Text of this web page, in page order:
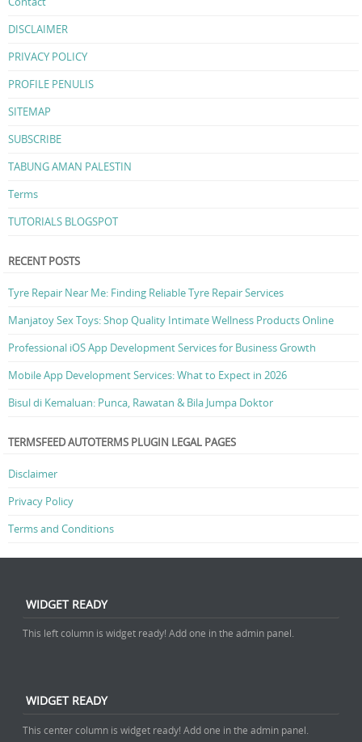
DISCLAIMER
PRIVACY POLICY
PROFILE PENULIS
SITEMAP
SUBSCRIBE
TABUNG AMAN PALESTIN
Terms
TUTORIALS BLOGSPOT
RECENT POSTS
Tyre Repair Near Me: Finding Reliable Tyre Repair Services
Manjatoy Sex Toys: Shop Quality Intimate Wellness Products Online
Professional iOS App Development Services for Business Growth
Mobile App Development Services: What to Expect in 2026
Bisul di Kemaluan: Punca, Rawatan & Bila Jumpa Doktor
TERMSFEED AUTOTERMS PLUGIN LEGAL PAGES
Disclaimer
Privacy Policy
Terms and Conditions
WIDGET READY
This left column is widget ready! Add one in the admin panel.
WIDGET READY
This center column is widget ready! Add one in the admin panel.